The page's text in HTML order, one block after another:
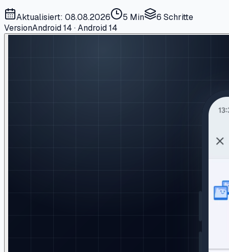
Aktualisiert: 08.08.2026 5 Min 6 Schritte
VersionAndroid 14 · Android 14